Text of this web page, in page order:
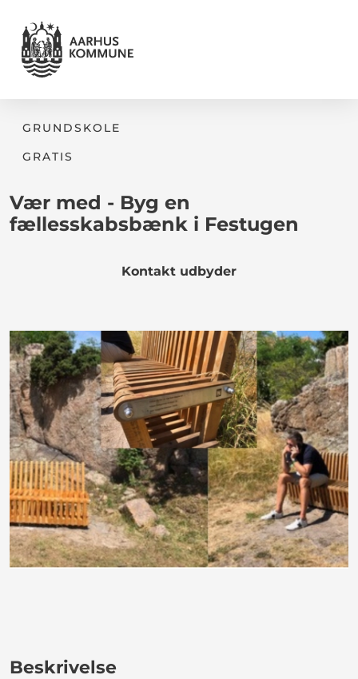
GRUNDSKOLE
GRATIS
Vær med - Byg en
fællesskabsbænk i Festugen
Kontakt udbyder
Beskrivelse